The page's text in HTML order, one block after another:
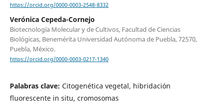
https://orcid.org/0000-0003-2548-8332
Verónica Cepeda-Cornejo
Biotecnología Molecular y de Cultivos, Facultad de Ciencias
Biológicas, Benemérita Universidad Autónoma de Puebla, 72570,
Puebla, México.
https://orcid.org/0000-0003-0217-1340
Palabras clave: Citogenética vegetal, hibridación
fluorescente in situ, cromosomas